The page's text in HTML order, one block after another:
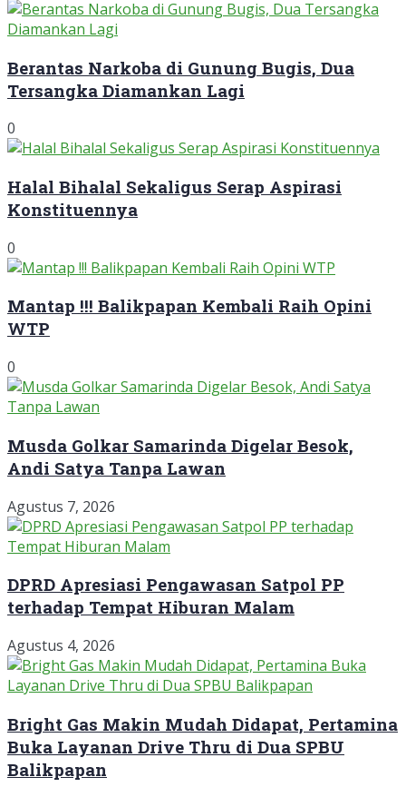
Berantas Narkoba di Gunung Bugis, Dua
Tersangka Diamankan Lagi
0
Halal Bihalal Sekaligus Serap Aspirasi
Konstituennya
0
Mantap !!! Balikpapan Kembali Raih Opini
WTP
0
Musda Golkar Samarinda Digelar Besok,
Andi Satya Tanpa Lawan
Agustus 7, 2026
DPRD Apresiasi Pengawasan Satpol PP
terhadap Tempat Hiburan Malam
Agustus 4, 2026
Bright Gas Makin Mudah Didapat, Pertamina
Buka Layanan Drive Thru di Dua SPBU
Balikpapan